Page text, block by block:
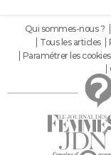
Qui sommes-nous ?
Tous les articles
Paramétrer les cookies